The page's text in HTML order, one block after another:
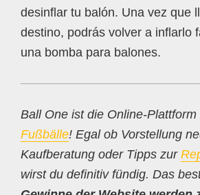
desinflar tu balón. Una vez que
destino, podrás volver a inflarlo
una bomba para balones.
Ball One ist die Online-
Fußbälle! Egal ob Vorstellung
Kaufberatung oder Tipps zur
wirst du definitiv fündig. Das